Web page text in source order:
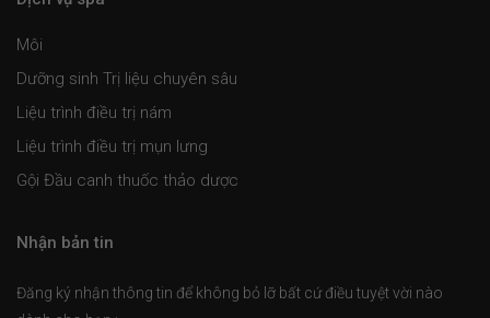
Môi
Dưỡng sinh Trị liệu chuyên sâu
Liệu trình điều trị nám
Liệu trình điều trị mụn lưng
Gội Đầu canh thuốc thảo dược
Nhận bản tin
Đăng ký nhận thông tin để không bỏ lỡ bất cứ điều tuyệt vời nào